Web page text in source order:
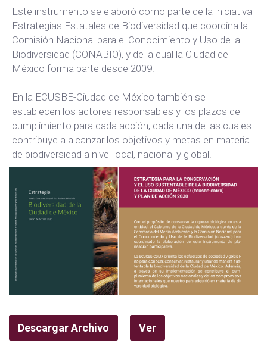
Este instrumento se elaboró como parte de la iniciativa
Estrategias Estatales de Biodiversidad que coordina la
Comisión Nacional para el Conocimiento y Uso de la
Biodiversidad (CONABIO), y de la cual la Ciudad de
México forma parte desde 2009.
En la ECUSBE-Ciudad de México también se
establecen los actores responsables y los plazos de
cumplimiento para cada acción, cada una de las cuales
contribuye a alcanzar los objetivos y metas en materia
de biodiversidad a nivel local, nacional y global.
Descargar Archivo Ver